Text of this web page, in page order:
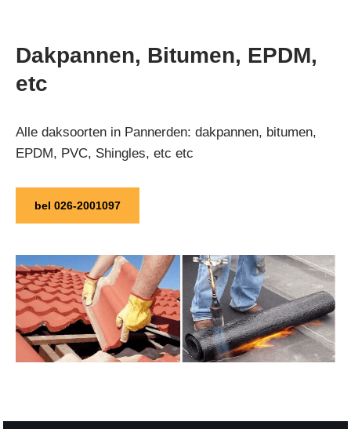
Dakpannen, Bitumen, EPDM,
etc
Alle daksoorten in Pannerden: dakpannen, bitumen,
EPDM, PVC, Shingles, etc etc
bel 026-2001097